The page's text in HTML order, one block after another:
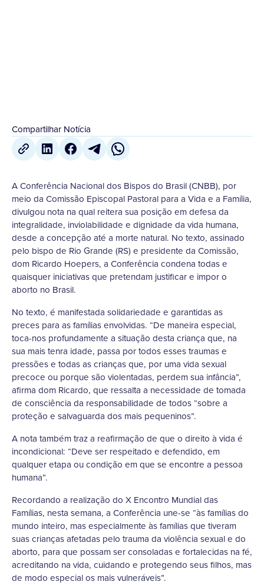
Compartilhar Notícia
A Conferência Nacional dos Bispos do Brasil (CNBB), por
meio da Comissão Episcopal Pastoral para a Vida e a Família,
divulgou nota na qual reitera sua posição em defesa da
integralidade, inviolabilidade e dignidade da vida humana,
desde a concepção até a morte natural. No texto, assinado
pelo bispo de Rio Grande (RS) e presidente da Comissão,
dom Ricardo Hoepers, a Conferência condena todas e
quaisquer iniciativas que pretendam justificar e impor o
aborto no Brasil.
No texto, é manifestada solidariedade e garantidas as
preces para as famílias envolvidas. “De maneira especial,
toca-nos profundamente a situação desta criança que, na
sua mais tenra idade, passa por todos esses traumas e
pressões e todas as crianças que, por uma vida sexual
precoce ou porque são violentadas, perdem sua infância”,
afirma dom Ricardo, que ressalta a necessidade de tomada
de consciência da responsabilidade de todos “sobre a
proteção e salvaguarda dos mais pequeninos”.
A nota também traz a reafirmação de que o direito à vida é
incondicional: “Deve ser respeitado e defendido, em
qualquer etapa ou condição em que se encontre a pessoa
humana”.
Recordando a realização do X Encontro Mundial das
Famílias, nesta semana, a Conferência une-se “às famílias do
mundo inteiro, mas especialmente às famílias que tiveram
suas crianças afetadas pelo trauma da violência sexual e do
aborto, para que possam ser consoladas e fortalecidas na fé,
acreditando na vida, cuidando e protegendo seus filhos, mas
de modo especial os mais vulneráveis”.